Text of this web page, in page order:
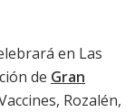
en Las
de Gran
Rozalén,